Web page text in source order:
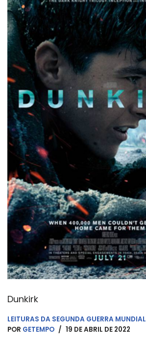
Dunkirk
LEITURAS DA SEGUNDA GUERRA MUNDIAL
POR GETEMPO 19 DE ABRIL DE 2022